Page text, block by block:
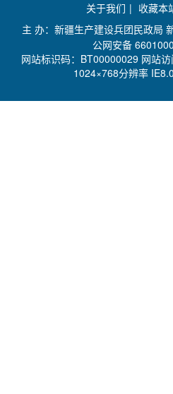
关于我们 | 收藏本
主 办：新疆生产建设兵团民政局
公网安备
网站标识码：BT00000029 网站访
1024×768分辨率